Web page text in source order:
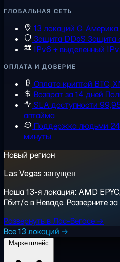
ГЛОБАЛЬНАЯ СЕТЬ
13 локаций С.
Защита DDoS Защита
IPv6 + выделенный
ОПЛАТА И ДОВЕРИЕ
Оплата криптой BTC,
Возврат за 14 дней
SLA доступности
аптайма
Поддержка людьми
минуты
Новый регион
Las Vegas запущен
Наша 13-я локация: AMD
Гбит/с в Неваде. Разверните
Развернуть в Лас-Вегасе →
Все 13 локаций →